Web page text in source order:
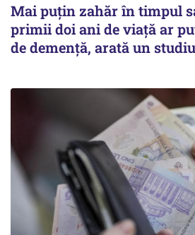
Mai puțin zahăr în timpul
primii doi ani de viață ar
de demență, arată un studiu